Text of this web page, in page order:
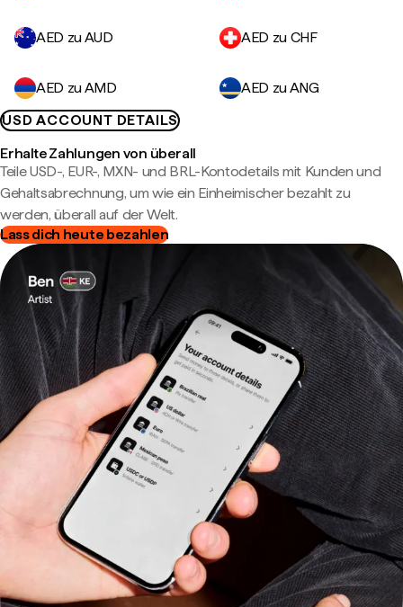
AED zu AUD AED zu CHF
AED zu AMD
AED zu ANG
USD ACCOUNT DETAILS
Erhalte Zahlungen von überall
Teile USD-, EUR-, MXN- und BRL-Kontodetails mit Kunden und
Gehaltsabrechnung, um wie ein Einheimischer bezahlt zu
werden, überall auf der Welt.
Lass dich heute bezahlen